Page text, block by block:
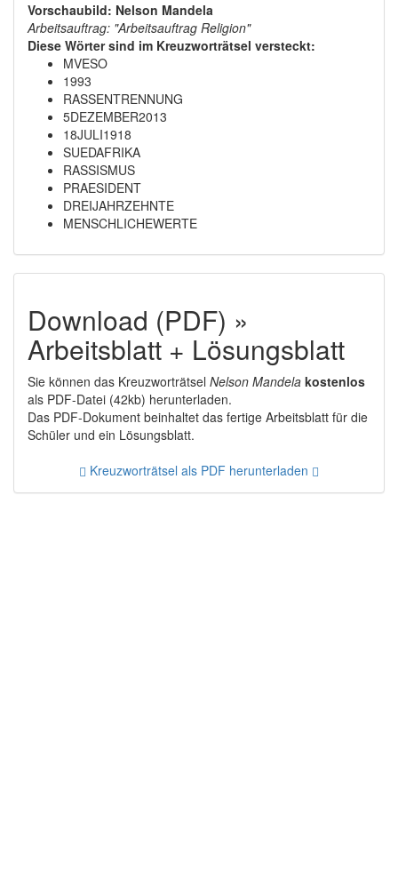
Vorschaubild: Nelson Mandela
Arbeitsauftrag: "Arbeitsauftrag Religion"
Diese Wörter sind im Kreuzworträtsel versteckt:
MVESO
1993
RASSENTRENNUNG
5DEZEMBER2013
18JULI1918
SUEDAFRIKA
RASSISMUS
PRAESIDENT
DREIJAHRZEHNTE
MENSCHLICHEWERTE
Download (PDF) »
Arbeitsblatt + Lösungsblatt
Sie können das Kreuzworträtsel Nelson Mandela kostenlos
als PDF-Datei (42kb) herunterladen.
Das PDF-Dokument beinhaltet das fertige Arbeitsblatt für die
Schüler und ein Lösungsblatt.
Kreuzworträtsel als PDF herunterladen